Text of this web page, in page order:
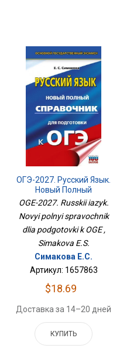
ОГЭ-2027. Русский Язык.
Новый Полный
Справочник Для
Подготовки К ОГЭ
OGE-2027. Russkii iazyk.
Novyi polnyi spravochnik
dlia podgotovki k OGE ,
Simakova E.S.
Симакова Е.С.
Артикул: 1657863
$18.69
Доставка за 14–20 дней
КУПИТЬ